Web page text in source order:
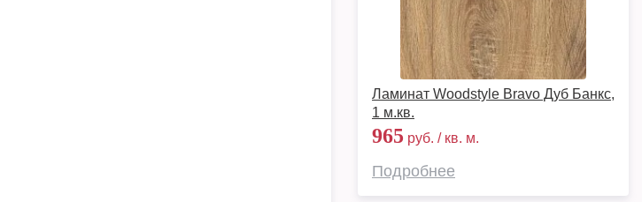
Ламинат Woodstyle Bravo Дуб Банкс,
1 м.кв.
965 руб. / кв. м.
Подробнее